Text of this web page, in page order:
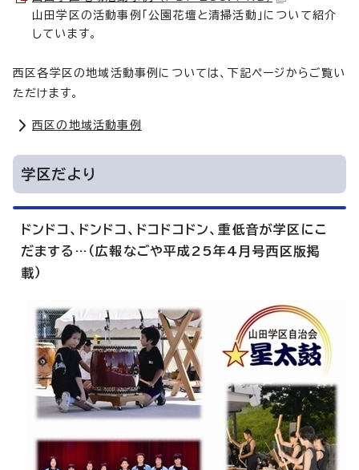
山田学区の活動事例「公園花壇と清掃活動」について紹介
しています。
西区各学区の地域活動事例については、下記ページからご覧い
ただけます。
西区の地域活動事例
学区だより
ドンドコ、ドンドコ、ドコドコドン、重低音が学区にこ
だまする…（広報なごや平成25年4月号西区版掲
載）